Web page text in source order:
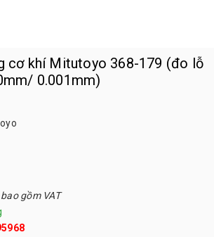
cơ khí Mitutoyo 368-179 (đo lỗ
0.001mm)
gồm VAT